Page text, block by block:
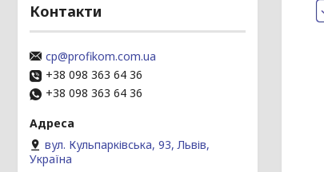
Контакти
cp@profikom.com.ua
+38 098 363 64 36
+38 098 363 64 36
вул. Кульпарківська, 93, Львів,
Україна